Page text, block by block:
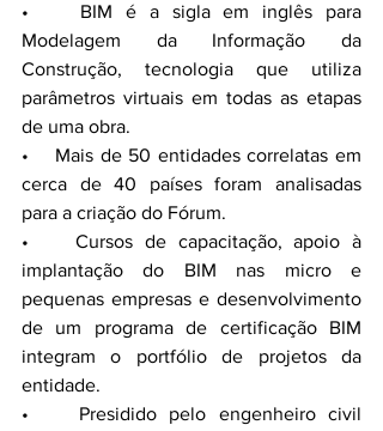
•    BIM é a sigla em inglês para
Modelagem da Informação da
Construção, tecnologia que utiliza
parâmetros virtuais em todas as etapas
de uma obra.
•    Mais de 50 entidades correlatas em
cerca de 40 países foram analisadas
para a criação do Fórum.
•    Cursos de capacitação, apoio à
implantação do BIM nas micro e
pequenas empresas e desenvolvimento
de um programa de certificação BIM
integram o portfólio de projetos da
entidade.
•    Presidido pelo engenheiro civil